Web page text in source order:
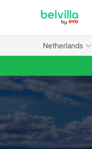
Netherlands